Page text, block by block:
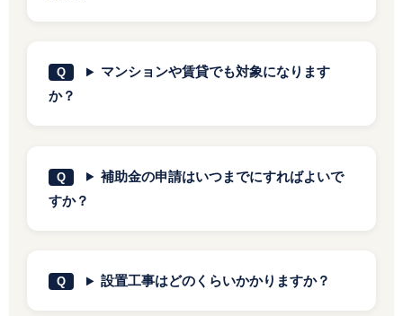
マンションや賃貸でも対象になります
か？
補助金の申請はいつまでにすればよいで
すか？
設置工事はどのくらいかかりますか？